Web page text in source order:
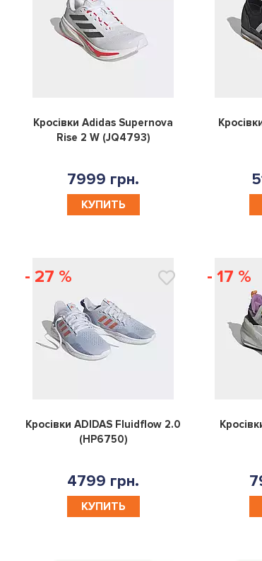
0
Кросівки Adidas Supernova
Rise 2 W (JQ4793)
7999 грн.
КУПИТЬ
- 27 %
0
Кросівки ADIDAS Fluidflow 2.0
(HP6750)
4799 грн.
КУПИТЬ
- 17 %